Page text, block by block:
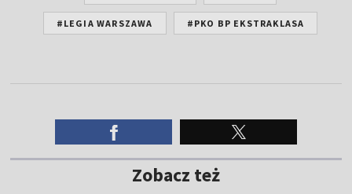
#LEGIA WARSZAWA #PKO BP EKSTRAKLASA
Zobacz też